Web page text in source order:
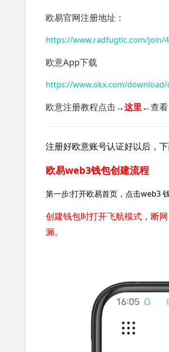
欧易官网注册地址：
https://www.radfugtic.com/join/
欧意App下载
https://www.okx.com/
欧意注册教程点击→这里←查看
注册好欧意账号认证好以后，
欧易web3钱包创建流程
第一步:打开欧易首页，点击web3
创建钱包时打开飞航模式，断
漏。